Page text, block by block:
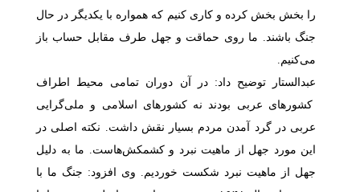
را بخش بخش کرده و کاری کنیم که همواره با یکدیگر در حال
جنگ باشند. ما روی حماقت و جهل طرف مقابل حساب باز
می‌کنیم.
عبدالستار توضیح داد: در آن دوران تمامی محیط اطراف
کشورهای عربی بودند نه کشورهای اسلامی و ملی‌گرایی
عربی در گرد آمدن مردم بسیار نقش داشت. نکته اصلی در
این مورد جهل از ماهیت نبرد و کشمکش‌هاست. ما به دلیل
جهل از ماهیت نبرد شکست خوردیم. وی افزود: جنگ ما با